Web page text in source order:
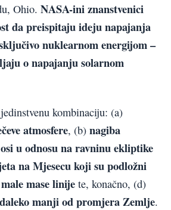
Ohio. NASA-ini znanstvenici
da preispitaju ideju napajanja
nuklearnom energijom –
o napajanju solarnom
kombinaciju: (a)
atmosfere, (b) nagiba
u odnosu na ravninu ekliptike
na Mjesecu koji su podložni
mase linije te, konačno, (d)
manji od promjera Zemlje.